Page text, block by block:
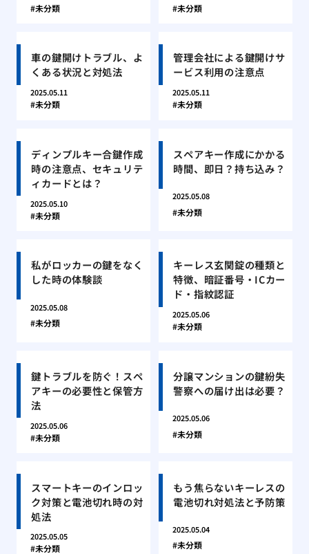
未分類 未分類
車の鍵開けトラブル、よ
くある状況と対処法
2025.05.11
未分類
管理会社による鍵開けサ
ービス利用の注意点
2025.05.11
未分類
ディンプルキー合鍵作成
時の注意点、セキュリテ
ィカードとは？
2025.05.10
未分類
スペアキー作成にかかる
時間、即日？持ち込み？
2025.05.08
未分類
私がロッカーの鍵をなく
した時の体験談
2025.05.08
未分類
キーレス玄関錠の種類と
特徴、暗証番号・ICカー
ド・指紋認証
2025.05.06
未分類
鍵トラブルを防ぐ！スペ
アキーの必要性と保管方
法
2025.05.06
未分類
分譲マンションの鍵紛失
警察への届け出は必要？
2025.05.06
未分類
スマートキーのインロッ
ク対策と電池切れ時の対
処法
2025.05.05
未分類
もう焦らないキーレスの
電池切れ対処法と予防策
2025.05.04
未分類